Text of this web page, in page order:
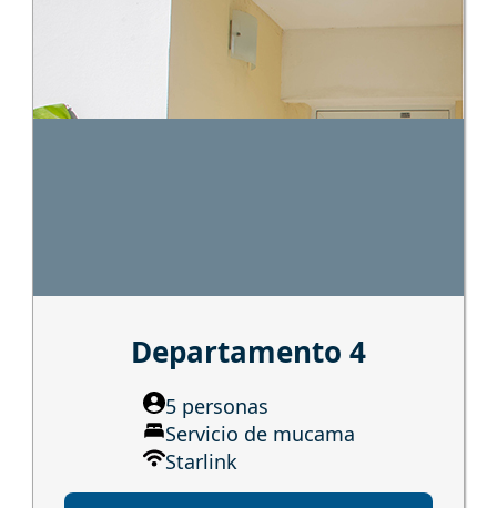
Departamento 4
5 personas
Servicio de mucama
Starlink